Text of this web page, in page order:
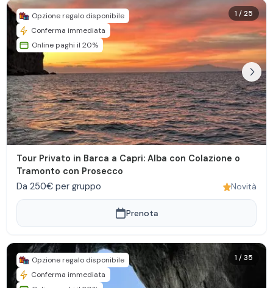
1 /25
Opzione regalo disponibile
Conferma immediata
Online paghi il 20%
Tour Privato in Barca a Capri: Alba con Colazione o
Tramonto con Prosecco
Da 250€ per gruppo
Novità
Prenota
1 /35
Opzione regalo disponibile
Conferma immediata